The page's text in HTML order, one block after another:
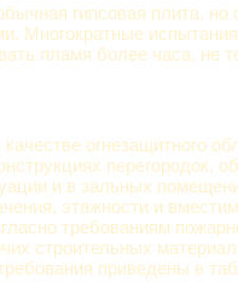
гипсовая плита, но
Многократные
пламя более часа, не
огнезащитного
перегородок,
и в зальных
этажности и
требованиям
строительных
приведены в